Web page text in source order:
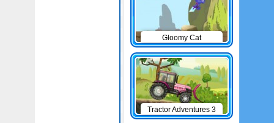
Gloomy Cat
Tractor Adventures 3
game